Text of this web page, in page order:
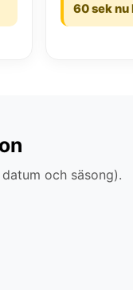
60 sek nu
och säsong).